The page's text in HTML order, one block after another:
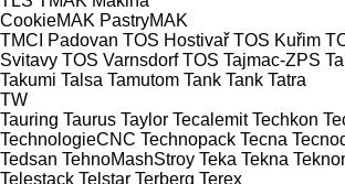
CookieMAK PastryMAK
TMCI Padovan TOS Hostivař TOS Kuřim
Svitavy TOS Varnsdorf TOS Tajmac-ZPS
Takumi Talsa Tamutom Tank Tank Tatra
TW
Tauring Taurus Taylor Tecalemit Techkon
TechnologieCNC Technopack Tecna
Tedsan TehnoMashStroy Teka Tekna
Telestack Telstar Terberg Terex